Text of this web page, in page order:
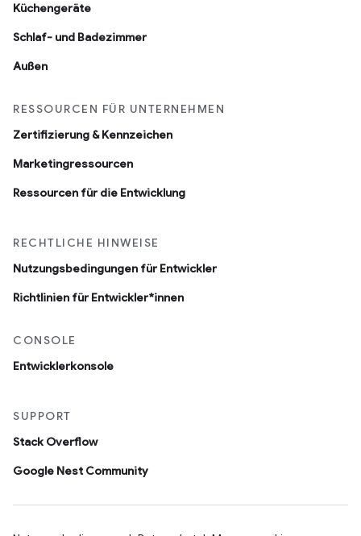
Küchengeräte
Schlaf- und Badezimmer
Außen
RESSOURCEN FÜR UNTERNEHMEN
Zertifizierung & Kennzeichen
Marketingressourcen
Ressourcen für die Entwicklung
RECHTLICHE HINWEISE
Nutzungsbedingungen für Entwickler
Richtlinien für Entwickler*innen
CONSOLE
Entwicklerkonsole
SUPPORT
Stack Overflow
Google Nest Community